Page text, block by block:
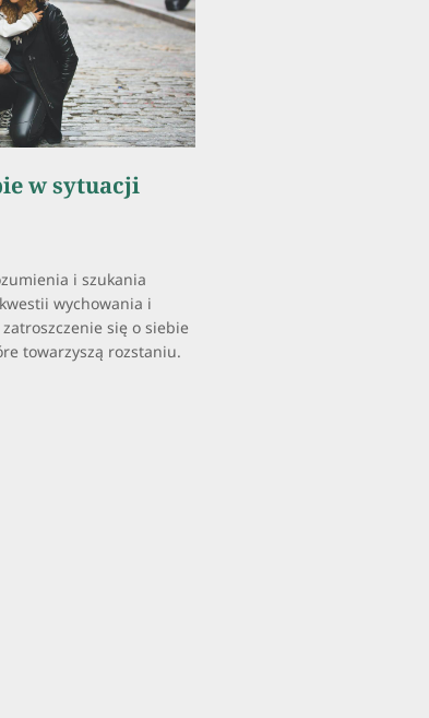
w sytuacji
i szukania
wychowania i
się o siebie
towarzyszą rozstaniu.